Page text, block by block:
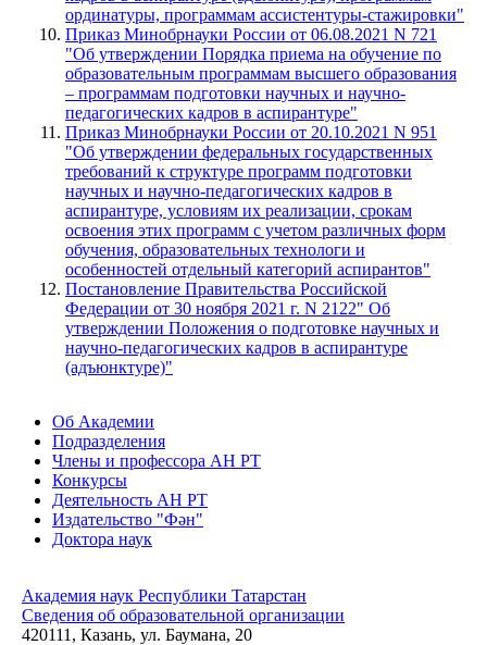
ординатуры, программам ассистентуры-стажировки"
Приказ Минобрнауки России от 06.08.2021 N 721
"Об утверждении Порядка приема на обучение по
образовательным программам высшего образования
– программам подготовки научных и научно-
педагогических кадров в аспирантуре"
Приказ Минобрнауки России от 20.10.2021 N 951
"Об утверждении федеральных государственных
требований к структуре программ подготовки
научных и научно-педагогических кадров в
аспирантуре, условиям их реализации, срокам
освоения этих программ с учетом различных форм
обучения, образовательных технологи и
особенностей отдельный категорий аспирантов"
Постановление Правительства Российской
Федерации от 30 ноября 2021 г. N 2122" Об
утверждении Положения о подготовке научных и
научно-педагогических кадров в аспирантуре
(адъюнктуре)"
Об Академии
Подразделения
Члены и профессора АН РТ
Конкурсы
Деятельность АН РТ
Издательство "Фән"
Доктора наук
Академия наук Республики Татарстан
Сведения об образовательной организации
420111, Казань, ул. Баумана, 20